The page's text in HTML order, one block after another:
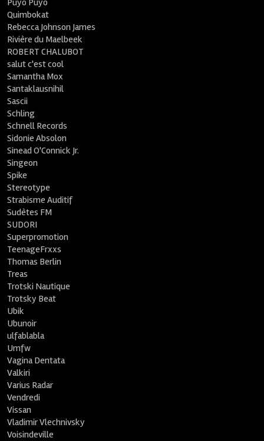
Puyo Puyo
Quimbokat
Rebecca Johnson James
Rivière du Maelbeek
ROBERT CHALUBOT
salut c'est cool
Samantha Mox
Santaklausnihil
Sascii
Schling
Schnell Records
Sidonie Absolon
Sinead O'Connick Jr.
Singeon
Spike
Stereotype
Strabisme Auditif
Sudètes FM
SUDORI
Superpromotion
TeenageFrxxs
Thomas Berlin
Treas
Trotski Nautique
Trotsky Beat
Ubik
Ubunoir
ulfablabla
Umfw
Vagina Dentata
Valkiri
Varius Radar
Vendredi
Vissan
Vladimir Vlechnivsky
Voisindeville